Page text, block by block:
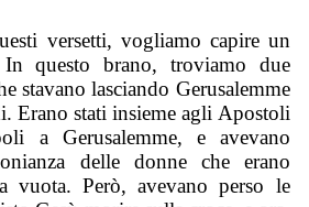
versetti, vogliamo capire un
questo brano, troviamo due
stavano lasciando Gerusalemme
Erano stati insieme agli Apostoli
a Gerusalemme, e avevano
delle donne che erano
vuota. Però, avevano perso le